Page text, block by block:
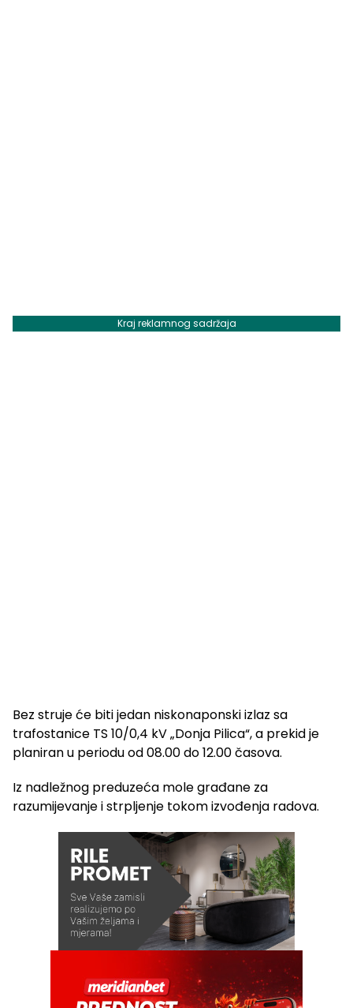
Kraj reklamnog sadržaja
Bez struje će biti jedan niskonaponski izlaz sa
trafostanice TS 10/0,4 kV „Donja Pilica“, a prekid je
planiran u periodu od 08.00 do 12.00 časova.
Iz nadležnog preduzeća mole građane za
razumijevanje i strpljenje tokom izvođenja radova.